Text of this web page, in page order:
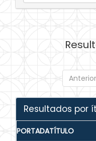
Anterior
Resultados por
PORTADATÍTULO